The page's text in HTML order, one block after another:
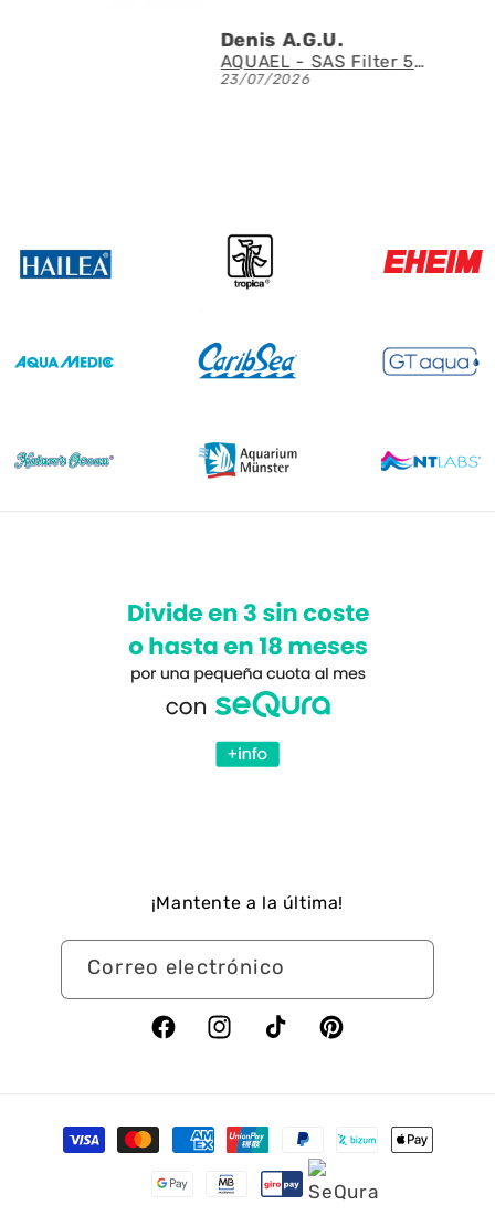
Denis A.G.U.
AQUAEL - SAS Filter 500 - Skimmer de superficie
23/07/2026
¡Mantente a la última!
Correo electrónico
FacebookInstagramTikTok Pinterest
Formas
de